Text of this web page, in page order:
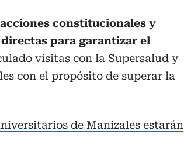
constitucionales y
directas para garantizar el
visitas con la Supersalud y
con el propósito de superar la
de Manizales estarán